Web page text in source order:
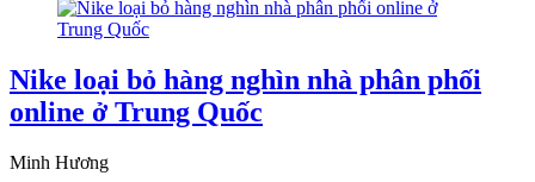
Nike loại bỏ hàng nghìn nhà phân phối
online ở Trung Quốc
Minh Hương